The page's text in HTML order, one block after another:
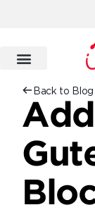
Back to